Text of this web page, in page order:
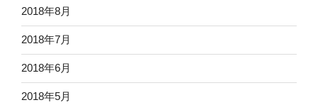
2018年8月
2018年7月
2018年6月
2018年5月